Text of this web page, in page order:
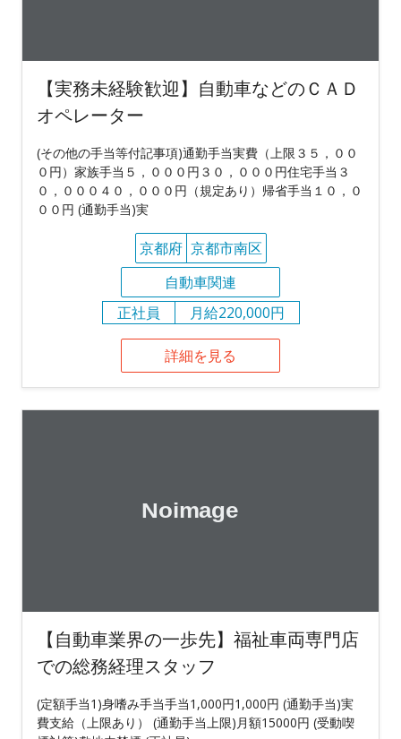
【実務未経験歓迎】自動車などのＣＡＤ
オペレーター
(その他の手当等付記事項)通勤手当実費（上限３５，００
０円）家族手当５，０００円３０，０００円住宅手当３
０，０００４０，０００円（規定あり）帰省手当１０，０
００円 (通勤手当)実
京都府 京都市南区
自動車関連
正社員
月給220,000円
詳細を見る
【自動車業界の一歩先】福祉車両専門店
での総務経理スタッフ
(定額手当1)身嗜み手当手当1,000円1,000円 (通勤手当)実
費支給（上限あり） (通勤手当上限)月額15000円 (受動喫